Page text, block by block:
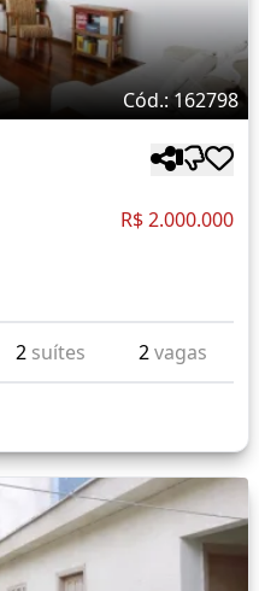
Cód.: 162798
R$ 2.000.000
2 suítes 2vagas